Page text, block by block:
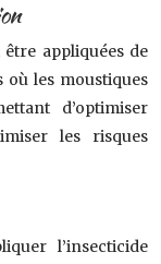
appliquées de
les moustiques
d’optimiser
les risques
l’insecticide